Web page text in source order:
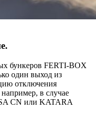
бункеров FERTI-BOX
один выход из
отключения
в случае
CN или KATARA